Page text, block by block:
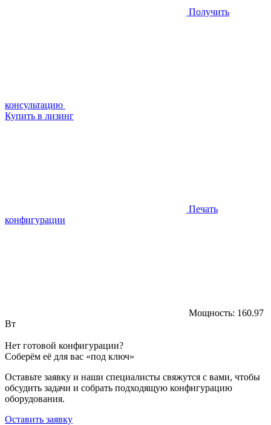
Получить
консультацию
Купить в лизинг
Печать
конфигурации
Мощность: 160.97
Вт
Нет готовой конфигурации?
Соберём её для вас «под ключ»
Оставьте заявку и наши специалисты свяжутся с вами, чтобы
обсудить задачи и собрать подходящую конфигурацию
оборудования.
Оставить заявку